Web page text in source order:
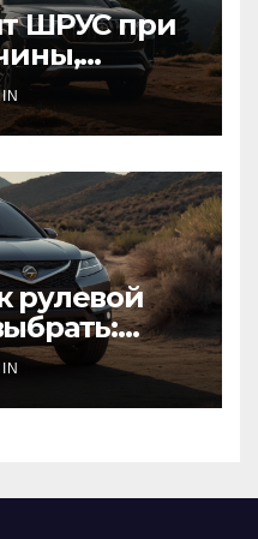
ШРУС при
рулевой
аналог,